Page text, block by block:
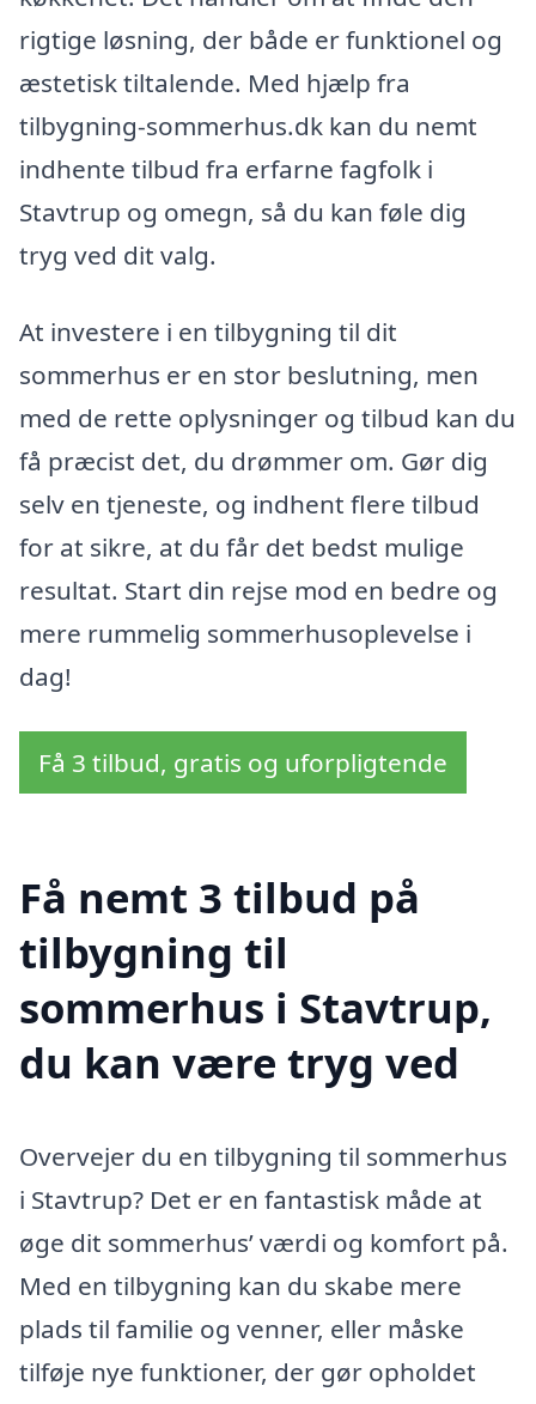
rigtige løsning, der både er funktionel og
æstetisk tiltalende. Med hjælp fra
tilbygning-sommerhus.dk kan du nemt
indhente tilbud fra erfarne fagfolk i
Stavtrup og omegn, så du kan føle dig
tryg ved dit valg.
At investere i en tilbygning til dit
sommerhus er en stor beslutning, men
med de rette oplysninger og tilbud kan du
få præcist det, du drømmer om. Gør dig
selv en tjeneste, og indhent flere tilbud
for at sikre, at du får det bedst mulige
resultat. Start din rejse mod en bedre og
mere rummelig sommerhusoplevelse i
dag!
Få 3 tilbud, gratis og uforpligtende
Få nemt 3 tilbud på
tilbygning til
sommerhus i Stavtrup,
du kan være tryg ved
Overvejer du en tilbygning til sommerhus
i Stavtrup? Det er en fantastisk måde at
øge dit sommerhus’ værdi og komfort på.
Med en tilbygning kan du skabe mere
plads til familie og venner, eller måske
tilføje nye funktioner, der gør opholdet